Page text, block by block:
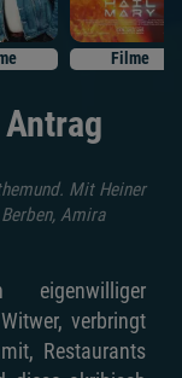
Filme
Mit Heiner
Amira
eigenwilliger
verbringt
Restaurants